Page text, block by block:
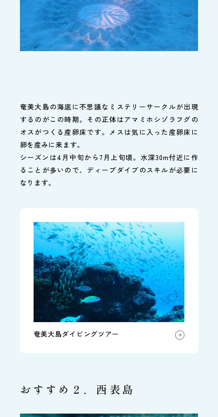
奄美大島の海底に不思議なミステリーサークルが出現
するのがこの時期。その正体はアマミホシゾラフグの
オスがつくる産卵床です。メスは気に入った産卵床に
卵を産みに来ます。
シーズンは4月中旬から7月上旬頃。水深30m付近に作
ることが多いので、ディープダイブのスキルが必要に
なります。
奄美大島ダイビングツアー
おすすめ２．西表島